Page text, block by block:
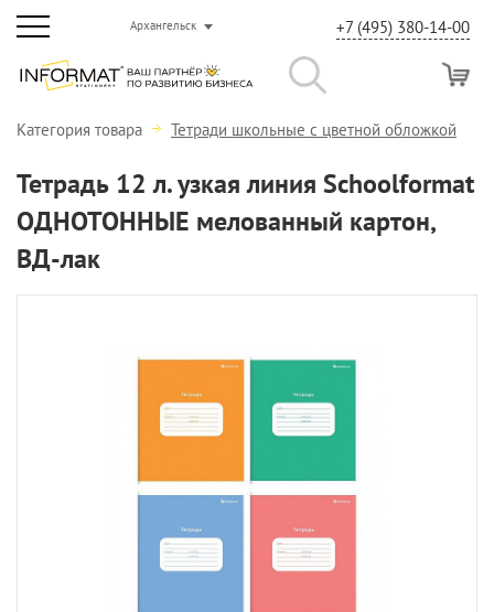
Архангельск +7 (495) 380-14-00
Категория товара Тетради школьные с цветной обложкой
Тетрадь 12 л. узкая линия Schoolformat
ОДНОТОННЫЕ мелованный картон,
ВД-лак